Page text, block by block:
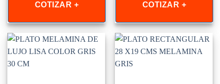
COTIZAR + COTIZAR +